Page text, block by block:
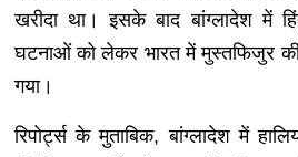
खरीदा था। इसके बाद बांग्लादेश में
घटनाओं को लेकर भारत में मुस्तफिजुर की
गया।
रिपोर्ट्स के मुताबिक, बांग्लादेश में